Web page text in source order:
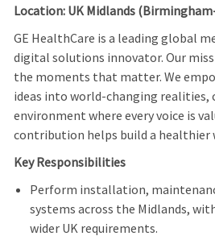
Location: UK Midlands
GE HealthCare is a leading global
digital solutions innovator. Our
the moments that matter. We
ideas into world-changing realities,
environment where every voice is
contribution helps build a healthier
Key Responsibilities
Perform installation,
systems across the Midlands,
wider UK requirements.